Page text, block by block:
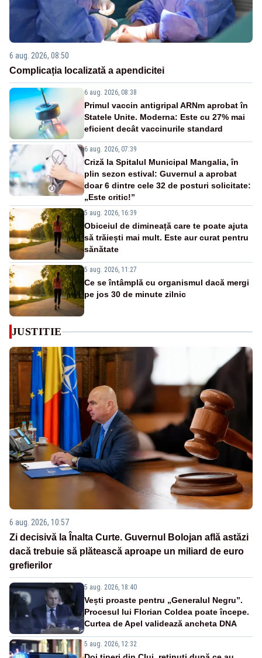
6 aug. 2026, 08:50
Complicația localizată a apendicitei
6 aug. 2026, 08:38
Primul vaccin antigripal ARNm aprobat în
Statele Unite. Moderna: Este cu 27% mai
eficient decât vaccinurile standard
6 aug. 2026, 07:39
Criză la Spitalul Municipal Mangalia, în
plin sezon estival: Guvernul a aprobat
doar 6 dintre cele 32 de posturi solicitate:
„Este critic!”
5 aug. 2026, 16:39
Obiceiul de dimineață care te poate ajuta
să trăiești mai mult. Este aur curat pentru
sănătate
5 aug. 2026, 11:27
Ce se întâmplă cu organismul dacă mergi
pe jos 30 de minute zilnic
JUSTITIE
6 aug. 2026, 10:57
Zi decisivă la Înalta Curte. Guvernul Bolojan află astăzi
dacă trebuie să plătească aproape un miliard de euro
grefierilor
5 aug. 2026, 18:40
Vești proaste pentru „Generalul Negru”.
Procesul lui Florian Coldea poate începe.
Curtea de Apel validează ancheta DNA
5 aug. 2026, 12:32